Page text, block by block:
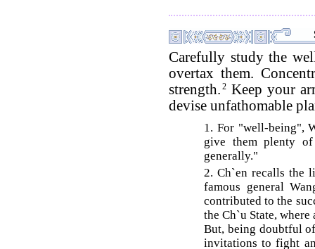
Carefully study the
overtax them.
strength. 2 Keep your
devise unfathomable
1. For "well-being",
give them plenty
generally."
2. Ch`en recalls the
famous general
contributed to the
the Ch`u State,
But, being doubtful
invitations to fight